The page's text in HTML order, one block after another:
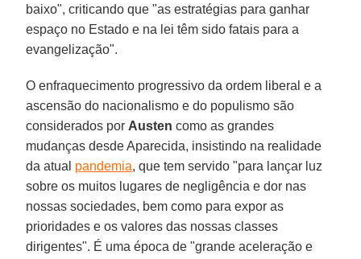
baixo", criticando que "as estratégias para ganhar
espaço no Estado e na lei têm sido fatais para a
evangelização".
O enfraquecimento progressivo da ordem liberal e a
ascensão do nacionalismo e do populismo são
considerados por Austen como as grandes
mudanças desde Aparecida, insistindo na realidade
da atual pandemia, que tem servido "para lançar luz
sobre os muitos lugares de negligência e dor nas
nossas sociedades, bem como para expor as
prioridades e os valores das nossas classes
dirigentes". É uma época de "grande aceleração e